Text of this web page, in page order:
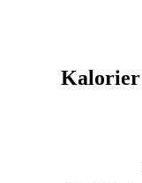
Kalorier